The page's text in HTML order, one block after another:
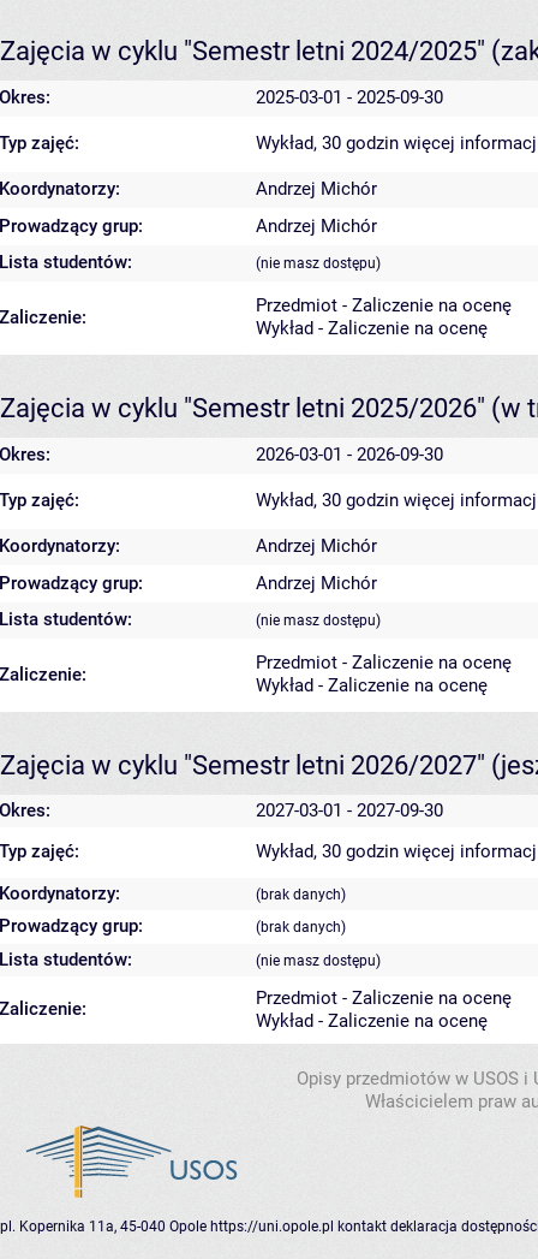
Zajęcia w cyklu "Semestr letni 2024/2025"
Okres: 2025-03-01 - 2025-09-30
Typ zajęć: Wykład, 30 godzin więcej
Koordynatorzy:
Andrzej Michór
Prowadzący grup:
Andrzej Michór
Lista studentów:
(nie masz dostępu)
Zaliczenie:
Przedmiot - Zaliczenie na ocenę
Wykład - Zaliczenie na ocenę
Zajęcia w cyklu "Semestr letni 2025/2026" (w
Okres: 2026-03-01 - 2026-09-30
Typ zajęć: Wykład, 30 godzin więcej
Koordynatorzy:
Andrzej Michór
Prowadzący grup:
Andrzej Michór
Lista studentów:
(nie masz dostępu)
Zaliczenie:
Przedmiot - Zaliczenie na ocenę
Wykład - Zaliczenie na ocenę
Zajęcia w cyklu "Semestr letni 2026/2027"
Okres:
2027-03-01 - 2027-09-30
Typ zajęć:
Wykład, 30 godzin więcej
Koordynatorzy:
(brak danych)
Prowadzący grup: (brak danych)
Lista studentów: (nie masz dostępu)
Zaliczenie:
Przedmiot - Zaliczenie na ocenę
Wykład - Zaliczenie na ocenę
Opisy przedmiotów w USOS
Właścicielem praw
pl. Kopernika 11a, 45-040 Opole https://uni.opole.pl kontakt deklaracja